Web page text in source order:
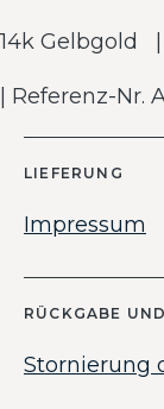
14k Gelbgold |
| Referenz-Nr.
LIEFERUNG
Impressum
RÜCKGABE
Stornierung